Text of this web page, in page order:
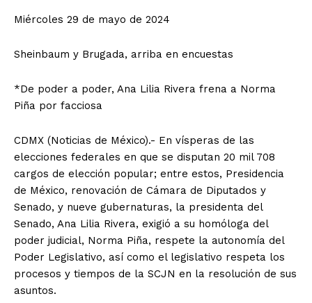
Miércoles 29 de mayo de 2024
Sheinbaum y Brugada, arriba en encuestas
*De poder a poder, Ana Lilia Rivera frena a Norma
Piña por facciosa
CDMX (Noticias de México).- En vísperas de las
elecciones federales en que se disputan 20 mil 708
cargos de elección popular; entre estos, Presidencia
de México, renovación de Cámara de Diputados y
Senado, y nueve gubernaturas, la presidenta del
Senado, Ana Lilia Rivera, exigió a su homóloga del
poder judicial, Norma Piña, respete la autonomía del
Poder Legislativo, así como el legislativo respeta los
procesos y tiempos de la SCJN en la resolución de sus
asuntos.